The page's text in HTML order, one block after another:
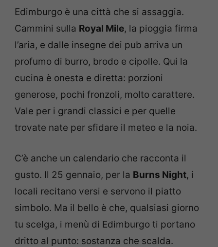
Edimburgo è una città che si assaggia.
Cammini sulla Royal Mile, la pioggia firma
l’aria, e dalle insegne dei pub arriva un
profumo di burro, brodo e cipolle. Qui la
cucina è onesta e diretta: porzioni
generose, pochi fronzoli, molto carattere.
Vale per i grandi classici e per quelle
trovate nate per sfidare il meteo e la noia.
C’è anche un calendario che racconta il
gusto. Il 25 gennaio, per la Burns Night, i
locali recitano versi e servono il piatto
simbolo. Ma il bello è che, qualsiasi giorno
tu scelga, i menù di Edimburgo ti portano
dritto al punto: sostanza che scalda.